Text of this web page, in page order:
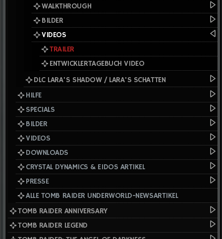
WALKTHROUGH
BILDER
VIDEOS
TRAILER
ENTWICKLERTAGEBUCH VIDEO
DLC LARA'S SHADOW / LARA'S SCHATTEN
HILFE
SPECIALS
BILDER
VIDEOS
DOWNLOADS
CRYSTAL DYNAMICS & EIDOS ARTIKEL
PRESSE
ALLE TOMB RAIDER UNDERWORLD-NEWSARTIKEL
TOMB RAIDER ANNIVERSARY
TOMB RAIDER LEGEND